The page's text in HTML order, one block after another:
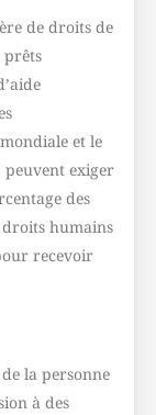
de droits de
prêts
et le
exiger
des
humains
recevoir
la personne
à des